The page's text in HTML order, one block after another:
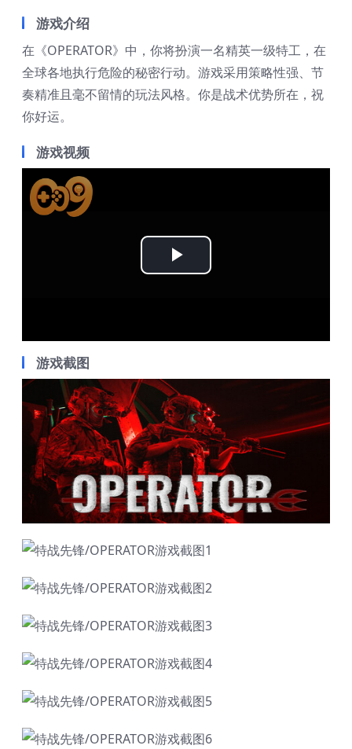
游戏介绍
在《OPERATOR》中，你将扮演一名精英一级特工，在
全球各地执行危险的秘密行动。游戏采用策略性强、节
奏精准且毫不留情的玩法风格。你是战术优势所在，祝
你好运。
游戏视频
Play
游戏截图